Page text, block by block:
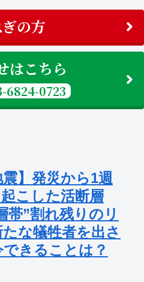
の方
はこちら
6824-0723
震】発災から1週
こした活断層
帯”割れ残りのリ
な犠牲者を出さ
きることは？